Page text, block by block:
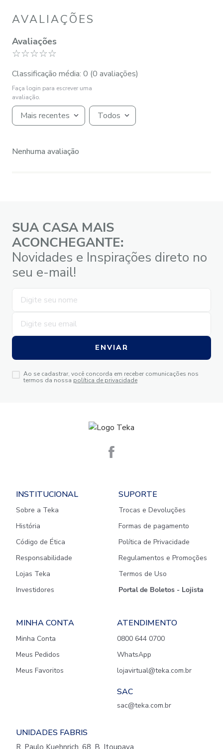
AVALIAÇÕES
Avaliações
☆☆☆☆☆
Classificação média: 0 (0 avaliações)
Faça login para escrever uma
avaliação.
Mais recentes Todos
Nenhuma avaliação
SUA CASA MAIS
ACONCHEGANTE:
Novidades e Inspirações direto no
seu e-mail!
ENVIAR
Ao se cadastrar, você concorda em receber comunicações nos
termos da nossa política de privacidade
INSTITUCIONAL
Sobre a Teka
História
Código de Ética
Responsabilidade
Lojas Teka
Investidores
SUPORTE
Trocas e Devoluções
Formas de pagamento
Política de Privacidade
Regulamentos e Promoções
Termos de Uso
Portal de Boletos - Lojista
MINHA CONTA
Minha Conta
Meus Pedidos
Meus Favoritos
ATENDIMENTO
0800 644 0700
WhatsApp
lojavirtual@teka.com.br
SAC
sac@teka.com.br
UNIDADES FABRIS
R. Paulo Kuehnrich, 68, B. Itoupava